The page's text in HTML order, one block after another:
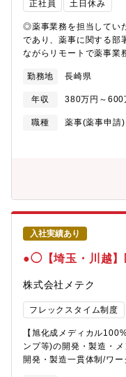
正社員 土日休み
◎薬事業務を担当してい
であり、薬事に関する部
ながらリモートで薬事業
に関する薬事対応■薬事
録・申請業務■OEM製
製品が販売されており、
業務も担当しておりま
勤務地 長崎県
年収 380万円～600
職種
薬事(薬事申請)
入社実績あり
●◯【埼玉・川越】
株式会社メテク
フレックスタイム制度
【旭化成メディカル
ンプ等)の開発・製造・
開発・製造一貫体制/ワ